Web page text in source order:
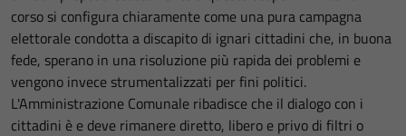
corso si configura chiaramente come una pura campagna
elettorale condotta a discapito di ignari cittadini che, in buona
fede, sperano in una risoluzione più rapida dei problemi e
vengono invece strumentalizzati per fini politici.
L'Amministrazione Comunale ribadisce che il dialogo con i
cittadini è e deve rimanere diretto, libero e privo di filtri o